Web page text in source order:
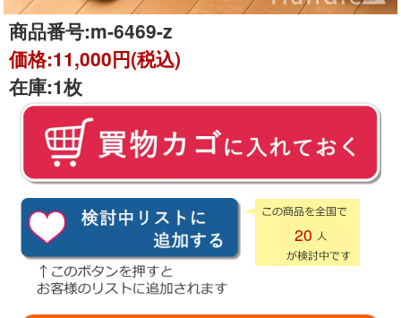
商品番号:m-6469-z
価格:11,000円(税込)
在庫:1枚
20